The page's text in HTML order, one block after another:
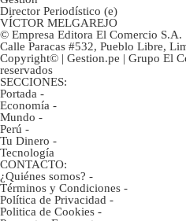
Director Periodístico (e)
VÍCTOR MELGAREJO
© Empresa Editora El Comercio S.A.
Calle Paracas #532, Pueblo Libre,
Copyright© | Gestion.pe | Grupo El
reservados
SECCIONES:
Portada -
Economía -
Mundo -
Perú -
Tu Dinero -
Tecnología
CONTACTO:
¿Quiénes somos? -
Términos y Condiciones -
Política de Privacidad -
Politica de Cookies -